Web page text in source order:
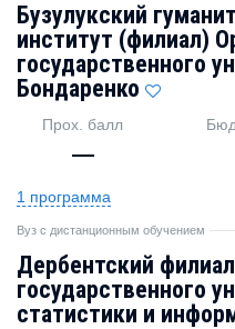
Бузулукский
институт (филиал)
государственного
Бондаренко
Прох. балл
—
1 программа
Вуз с дистанционным обучением
Дербентский
государственного
статистики и